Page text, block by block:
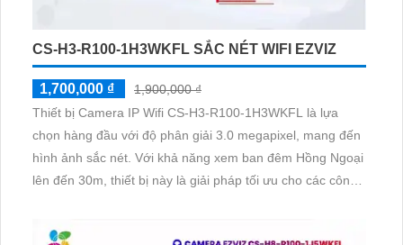
CS-H3-R100-1H3WKFL SẮC NÉT WIFI EZVIZ
1,700,000 ₫
1,900,000 ₫
Thiết bị Camera IP Wifi CS-H3-R100-1H3WKFL là lựa
chọn hàng đầu với độ phân giải 3.0 megapixel, mang đến
hình ảnh sắc nét. Với khả năng xem ban đêm Hồng Ngoại
lên đến 30m, thiết bị này là giải pháp tối ưu cho các công